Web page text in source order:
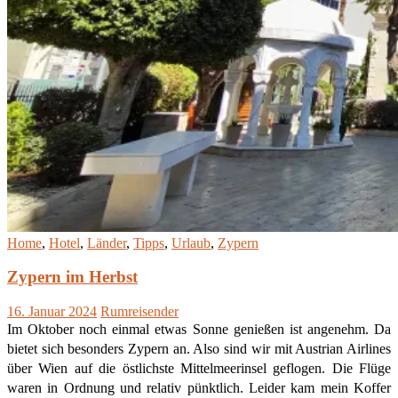
Home, Hotel, Länder, Tipps, Urlaub, Zypern
Zypern im Herbst
16. Januar 2024 Rumreisender
Im Oktober noch einmal etwas Sonne genießen ist angenehm. Da
bietet sich besonders Zypern an. Also sind wir mit Austrian Airlines
über Wien auf die östlichste Mittelmeerinsel geflogen. Die Flüge
waren in Ordnung und relativ pünktlich. Leider kam mein Koffer